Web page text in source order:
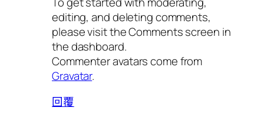
editing, and deleting comments,
please visit the Comments screen in
the dashboard.
Commenter avatars come from
Gravatar.
回覆